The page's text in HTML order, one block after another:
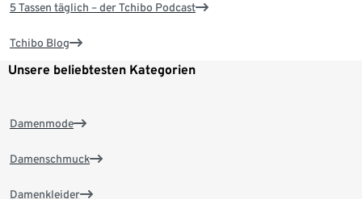
5 Tassen täglich – der Tchibo Podcast
Tchibo Blog
Unsere beliebtesten Kategorien
Damenmode
Damenschmuck
Damenkleider